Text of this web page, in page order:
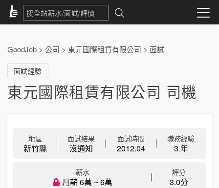
GoodJob > 公司 > 東元國際租賃有限公司 > 面試
面試經驗
東元國際租賃有限公司 司機
地區
新竹縣
面試結果
沒通知
面試時間
2012.04
職務經驗
3 年
薪水
月薪 6萬 ~ 6萬
評分
3.0分